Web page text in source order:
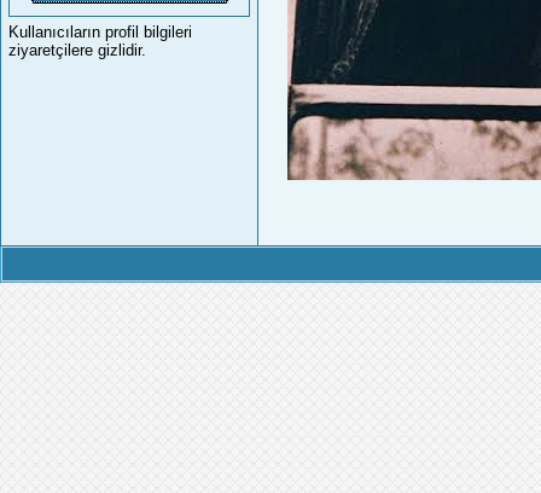
Kullanıcıların profil bilgileri
ziyaretçilere gizlidir.